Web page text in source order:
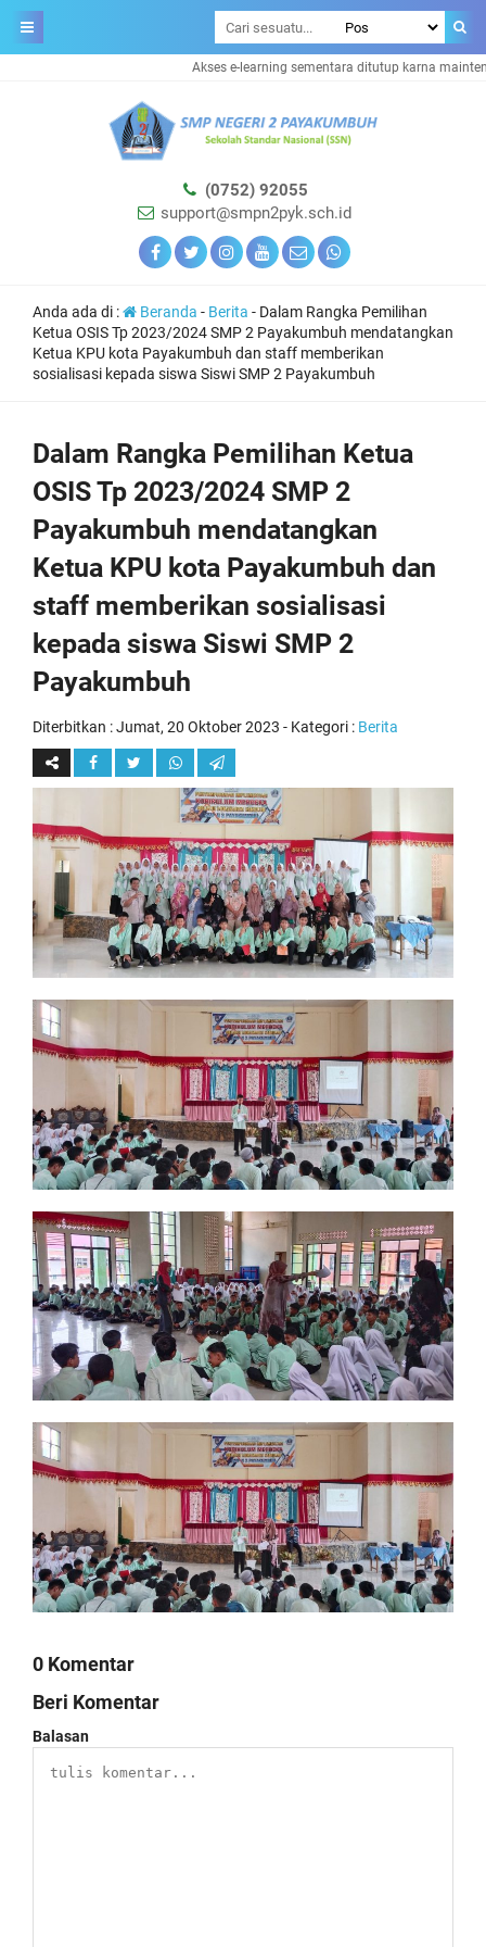
Akses e-learning sementara ditutup karna
(0752) 92055
support@smpn2pyk.sch.id
Anda ada di : Beranda - Berita - Dalam Rangka Pemilihan
Ketua OSIS Tp 2023/2024 SMP 2 Payakumbuh mendatangkan
Ketua KPU kota Payakumbuh dan staff memberikan
sosialisasi kepada siswa Siswi SMP 2 Payakumbuh
Dalam Rangka Pemilihan Ketua
OSIS Tp 2023/2024 SMP 2
Payakumbuh mendatangkan
Ketua KPU kota Payakumbuh dan
staff memberikan sosialisasi
kepada siswa Siswi SMP 2
Payakumbuh
Diterbitkan :Jumat, 20 Oktober 2023 - Kategori : Berita
0 Komentar
Beri Komentar
Balasan